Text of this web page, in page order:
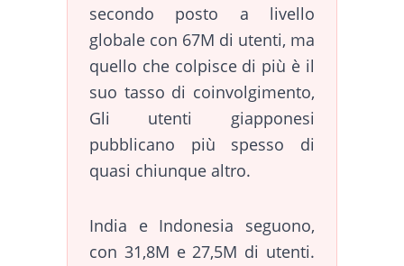
secondo posto a livello
globale con 67M di utenti, ma
quello che colpisce di più è il
suo tasso di coinvolgimento,
Gli utenti giapponesi
pubblicano più spesso di
quasi chiunque altro.
India e Indonesia seguono,
con 31,8M e 27,5M di utenti.